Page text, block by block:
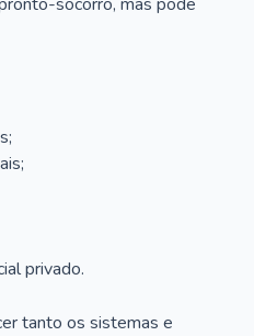
privado.
tanto os sistemas e